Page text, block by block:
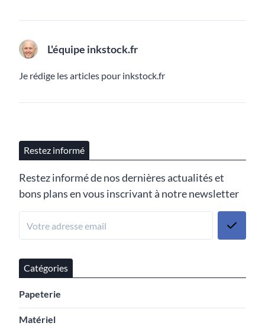
L'équipe inkstock.fr
Je rédige les articles pour inkstock.fr
Restez informé
Restez informé de nos dernières actualités et
bons plans en vous inscrivant à notre newsletter
Catégories
Papeterie
Matériel